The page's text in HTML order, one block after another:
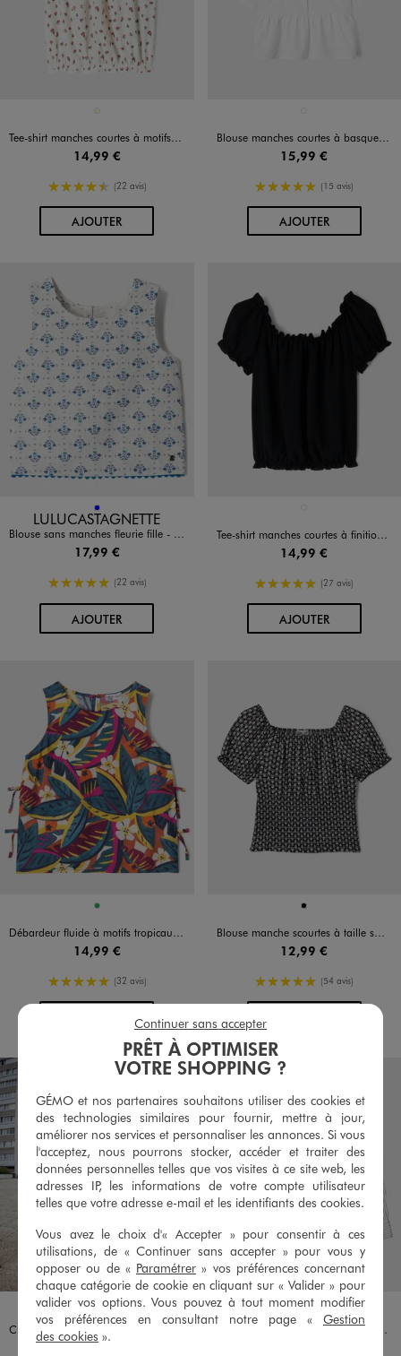
Tee-shirt manches courtes à motifs fleuris finitions froncées fille
14,99 €
4.5/5 de moyenne
(22 avis)
AJOUTERAU PANIER
Blouse manches courtes à basque en coton fille
15,99 €
5/5 de moyenne
(15 avis)
AJOUTERAU PANIER
Disponible en 1 coloris
BLEU
LULUCASTAGNETTE
Blouse sans manches fleurie fille - LuluCastagnette
17,99 €
5/5 de moyenne
(22 avis)
AJOUTERAU PANIER
Tee-shirt manches courtes à finitions froncées fille
14,99 €
5/5 de moyenne
(27 avis)
AJOUTERAU PANIER
Disponible en 1 coloris
VERT
Débardeur fluide à motifs tropicaux fille
14,99 €
5/5 de moyenne
(32 avis)
Disponible en 1 coloris
NOIR
Blouse manche scourtes à taille smockée imprimé fleuri fille
12,99 €
5/5 de moyenne
(54 avis)
AU PANIER
Disponible en 1 coloris
BLEU
Chemise rayée en coton stretch fille - Camps United
17,99 €
Disponible en 1 coloris
BLANC STANDARD
Chemise à fines rayures coupe oversize fille
PRÊT À OPTIMISER
VOTRE SHOPPING ?
GÉMO et nos partenaires souhaitons utiliser des cookies et
des technologies similaires pour fournir, mettre à jour,
améliorer nos services et personnaliser les annonces. Si vous
l'acceptez, nous pourrons stocker, accéder et traiter des
données personnelles telles que vos visites à ce site web, les
adresses IP, les informations de votre compte utilisateur
telles que votre adresse e-mail et les identifiants des cookies.
Vous avez le choix d'« Accepter » pour consentir à ces
utilisations, de « Continuer sans accepter » pour vous y
opposer ou de « Paramétrer » vos préférences concernant
chaque catégorie de cookie en cliquant sur « Valider » pour
valider vos options. Vous pouvez à tout moment modifier
vos préférences en consultant notre page « Gestion
des cookies ».
Continuer sans accepter